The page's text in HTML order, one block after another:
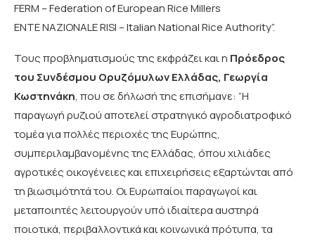
FERM – Federation of European Rice Millers
ENTE NAZIONALE RISI – Italian National Rice Authority”.
Τους προβληματισμούς της εκφράζει και η Πρόεδρος
του Συνδέσμου Ορυζόμυλων Ελλάδας, Γεωργία
Κωστηνάκη, που σε δήλωσή της επισήμανε: “Η
παραγωγή ρυζιού αποτελεί στρατηγικό αγροδιατροφικό
τομέα για πολλές περιοχές της Ευρώπης,
συμπεριλαμβανομένης της Ελλάδας, όπου χιλιάδες
αγροτικές οικογένειες και επιχειρήσεις εξαρτώνται από
τη βιωσιμότητά του. Οι Ευρωπαίοι παραγωγοί και
μεταποιητές λειτουργούν υπό ιδιαίτερα αυστηρά
ποιοτικά, περιβαλλοντικά και κοινωνικά πρότυπα, τα